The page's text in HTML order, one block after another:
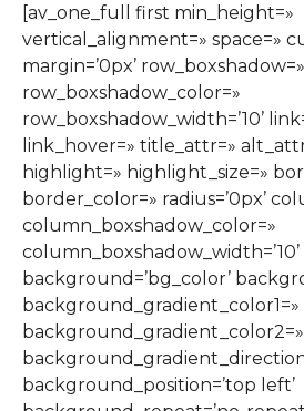
[av_one_full first min_height=»
vertical_alignment=» space=»
margin=’0px’ row_boxshadow=»
row_boxshadow_color=»
row_boxshadow_width=’10’
link_hover=» title_attr=»
highlight=» highlight_size=»
border_color=» radius=’0px’
column_boxshadow_color=»
column_boxshadow_width=’10’
background=’bg_color’
background_gradient_color1=»
background_gradient_color2=»
background_position=’top left’